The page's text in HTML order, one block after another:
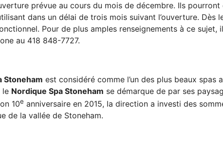
prévue au cours du mois de décembre. Ils
dans un délai de trois mois suivant l’ouverture.
Pour de plus amples renseignements à ce
au 418 848-7727.
Stoneham est considéré comme l’un des plus beaux
le Nordique Spa Stoneham se démarque de par ses
10e anniversaire en 2015, la direction a investi des
de la vallée de Stoneham.